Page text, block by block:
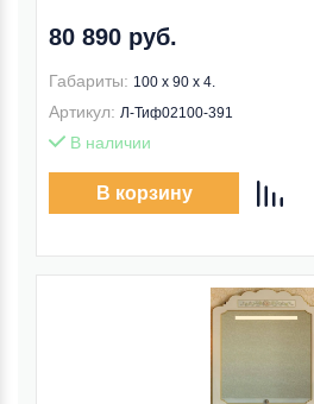
80 890 руб.
Габариты: 100 x 90 x 4.
Артикул: Л-Тиф02100-391
В наличии
В корзину